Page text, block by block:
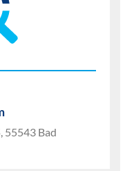
55543 Bad